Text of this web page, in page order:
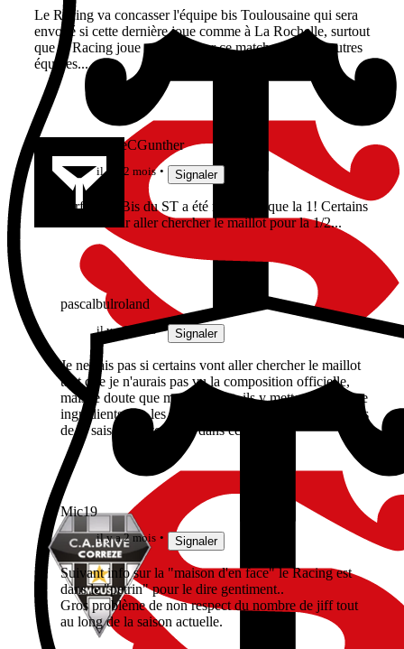
Le Racing va concasser l'équipe bis Toulousaine qui sera
envoyé si cette dernière joue comme à La Rochelle, surtout
que le Racing joue sa saison sur ce match comme 3 autres
équipes...
lebonbernieCGunther
il y a 2 mois Signaler
Parfois, la Bis du ST a été meilleure que la 1! Certains
vont vouloir aller chercher le maillot pour la 1/2...
pascalbulroland
il y a 2 mois Signaler
Je ne sais pas si certains vont aller chercher le maillot
tant que je n'aurais pas vu la composition officielle,
mais je doute que mentalement, ils y mettent les même
ingrédients que les joueurs du Racing...les antécédents
de la saison ne vont pas dans ce sens.
Mic19
il y a 2 mois Signaler
Suivant info sur la "maison d'en face" le Racing est
dans le "petrin" pour le dire gentiment..
Gros problème de non respect du nombre de jiff tout
au long de la saison actuelle.